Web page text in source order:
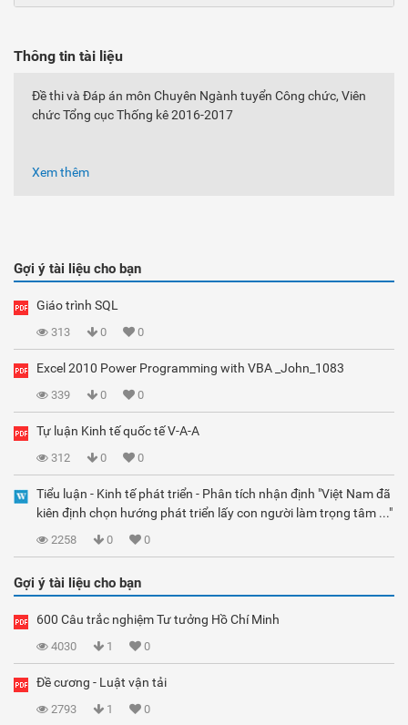
Thông tin tài liệu
Đề thi và Đáp án môn Chuyên Ngành tuyển Công chức, Viên
chức Tổng cục Thống kê 2016-2017
Xem thêm
Gợi ý tài liệu cho bạn
Giáo trình SQL
313 0 0
Excel 2010 Power Programming with VBA _John_1083
339 0 0
Tự luận Kinh tế quốc tế V-A-A
312 0 0
Tiểu luận - Kinh tế phát triển - Phân tích nhận định "Việt Nam đã
kiên định chọn hướng phát triển lấy con người làm trọng tâm ..."
2258 0 0
Gợi ý tài liệu cho bạn
600 Câu trắc nghiệm Tư tưởng Hồ Chí Minh
4030 1 0
Đề cương - Luật vận tải
2793 1 0